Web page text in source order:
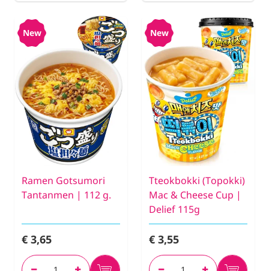
New
Ramen Gotsumori
Tantanmen | 112 g.
€ 3,65
New
Tteokbokki (Topokki)
Mac & Cheese Cup |
Delief 115g
€ 3,55